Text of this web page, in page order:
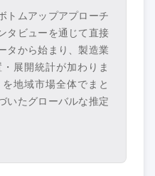
トムアップアプローチ
タビューを通じて直接
タから始まり、製造業
展開統計が加わりま
地域市場全体でまと
いたグローバルな推定